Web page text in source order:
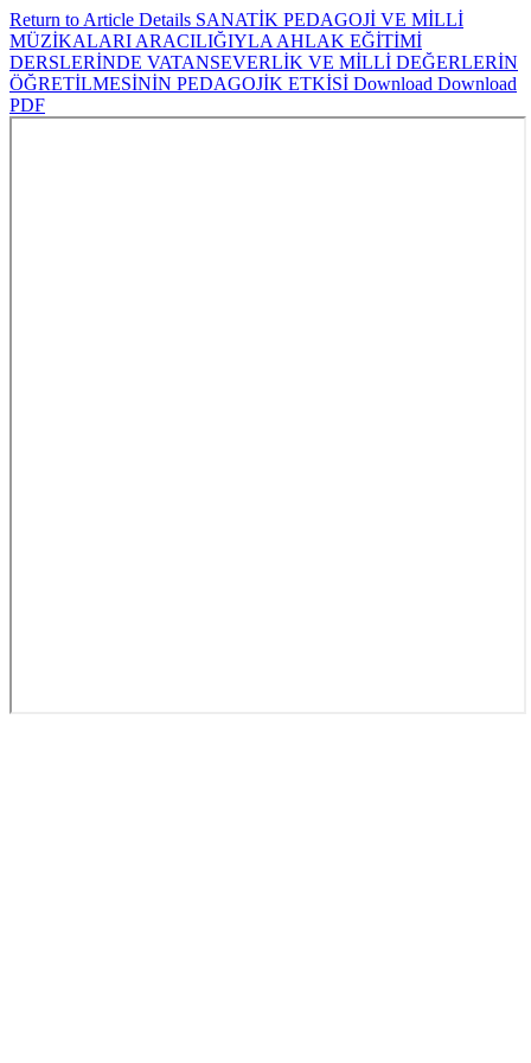
Return to Article Details SANATİK PEDAGOJİ VE MİLLİ
MÜZİKALARI ARACILIĞIYLA AHLAK EĞİTİMİ
DERSLERİNDE VATANSEVERLİK VE MİLLİ DEĞERLERİN
ÖĞRETİLMESİNİN PEDAGOJİK ETKİSİ Download Download
PDF